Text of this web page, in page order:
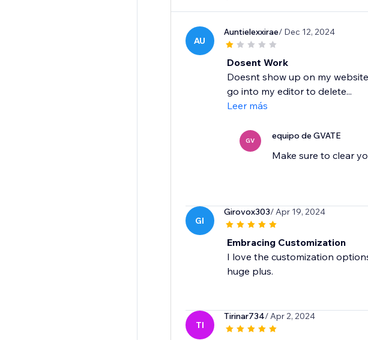
AU
Auntielexxirae/ Dec 12, 2024
Dosent Work
Doesnt show up on my
go into my editor to delete...
Leer más
GV equipo de GVATE
Make sure to clear
GI
Girovox303/ Apr 19, 2024
Embracing Customization
I love the customization
huge plus.
TI
Tirinar734/ Apr 2, 2024